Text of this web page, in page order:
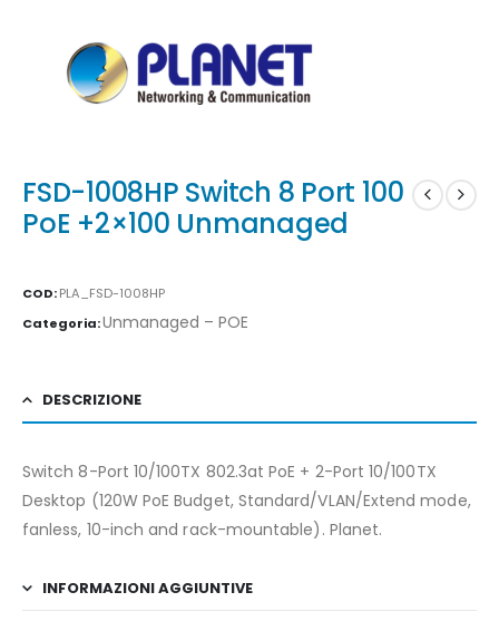
FSD-1008HP Switch 8 Port 100
PoE +2×100 Unmanaged
COD:PLA_FSD-1008HP
Categoria:Unmanaged – POE
DESCRIZIONE
Switch 8-Port 10/100TX 802.3at PoE + 2-Port 10/100TX
Desktop (120W PoE Budget, Standard/VLAN/Extend mode,
fanless, 10-inch and rack-mountable). Planet.
INFORMAZIONI AGGIUNTIVE